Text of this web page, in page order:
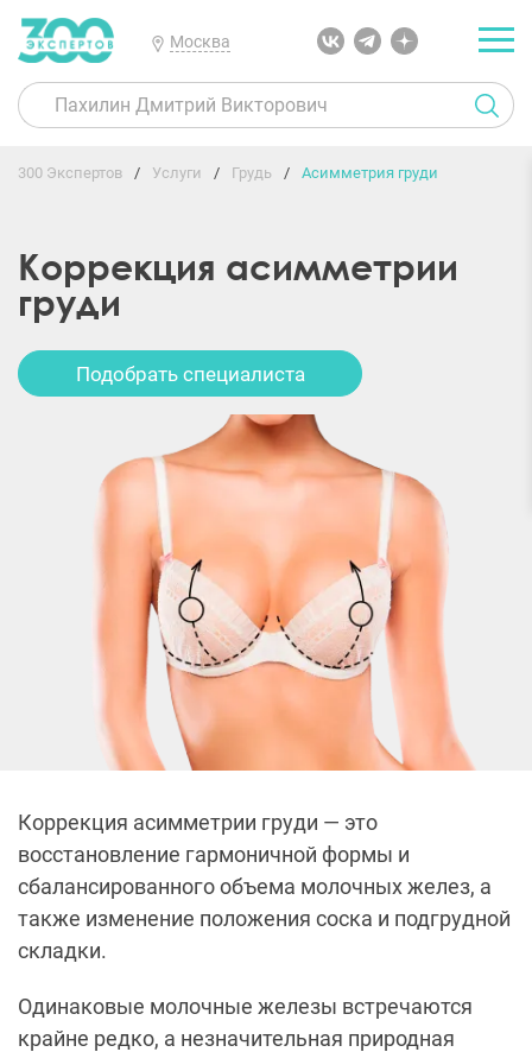
Москва
300 Экспертов Услуги Грудь Асимметрия груди
Коррекция асимметрии
груди
Подобрать специалиста
Коррекция асимметрии груди — это
восстановление гармоничной формы и
сбалансированного объема молочных желез, а
также изменение положения соска и подгрудной
складки.
Одинаковые молочные железы встречаются
крайне редко, а незначительная природная